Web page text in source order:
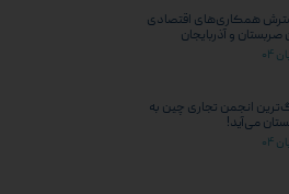
همکاری‌های اقتصادی
صربستان و آذربایجان
انجمن تجاری چین به
می‌آید!